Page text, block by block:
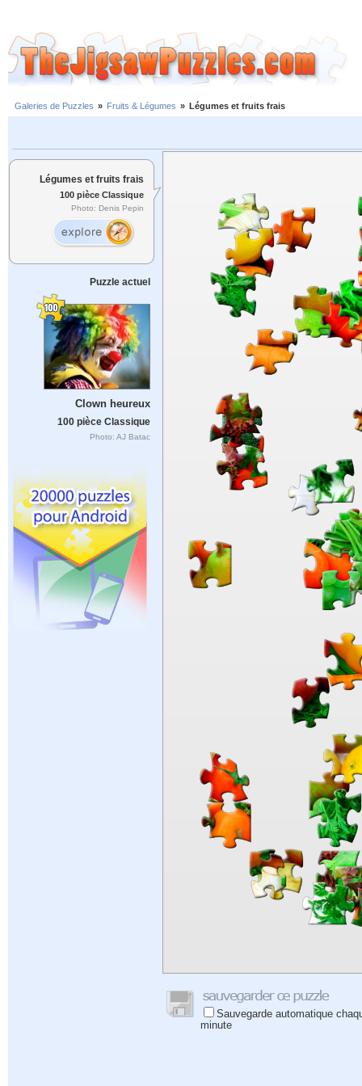
Galeries de Puzzles » Fruits & Légumes » Légumes et fruits frais
Légumes et fruits frais
100 pièce Classique
Photo: Denis Pepin
Puzzle actuel
Clown heureux
100 pièce Classique
Photo: AJ Batac
Sauvegarde automatique
minute